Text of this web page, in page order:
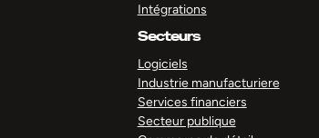
Intégrations
Secteurs
Logiciels
Industrie manufacturiere
Services financiers
Secteur publique